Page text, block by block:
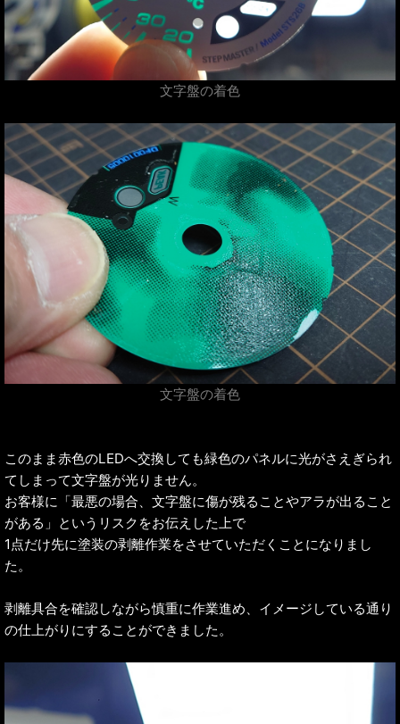
文字盤の着色
文字盤の着色
このまま赤色のLEDへ交換しても緑色のパネルに光がさえぎられ
てしまって文字盤が光りません。
お客様に「最悪の場合、文字盤に傷が残ることやアラが出ること
がある」というリスクをお伝えした上で
1点だけ先に塗装の剥離作業をさせていただくことになりまし
た。
剥離具合を確認しながら慎重に作業進め、イメージしている通り
の仕上がりにすることができました。